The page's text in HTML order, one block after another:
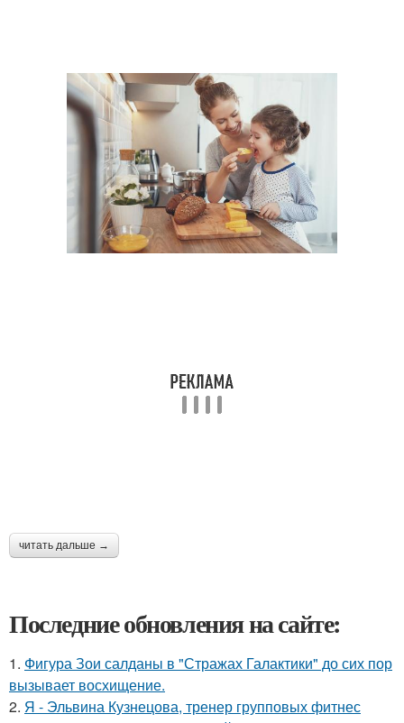
читать дальше →
Последние обновления на сайте:
1. Фигура Зои салданы в "Стражах Галактики" до сих пор
вызывает восхищение.
2. Я - Эльвина Кузнецова, тренер групповых фитнес